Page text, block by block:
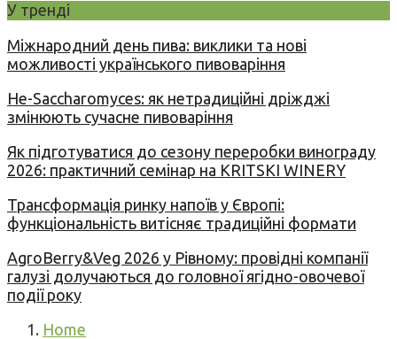
У тренді
Міжнародний день пива: виклики та нові
можливості українського пивоваріння
Не-Saccharomyces: як нетрадиційні дріжджі
змінюють сучасне пивоваріння
Як підготуватися до сезону переробки винограду
2026: практичний семінар на KRITSKI WINERY
Трансформація ринку напоїв у Європі:
функціональність витісняє традиційні формати
AgroBerry&Veg 2026 у Рівному: провідні компанії
галузі долучаються до головної ягідно-овочевої
події року
Home